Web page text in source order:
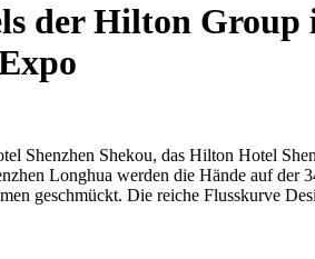
der Hilton Group
Shenzhen Shekou, das Hilton Hotel
Longhua werden die Hände auf der
geschmückt. Die reiche Flusskurve